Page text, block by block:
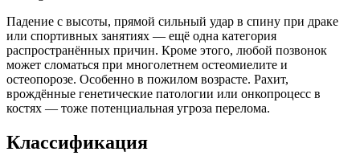
Падение с высоты, прямой сильный удар в спину при драке
или спортивных занятиях — ещё одна категория
распространённых причин. Кроме этого, любой позвонок
может сломаться при многолетнем остеомиелите и
остеопорозе. Особенно в пожилом возрасте. Рахит,
врождённые генетические патологии или онкопроцесс в
костях — тоже потенциальная угроза перелома.
Классификация